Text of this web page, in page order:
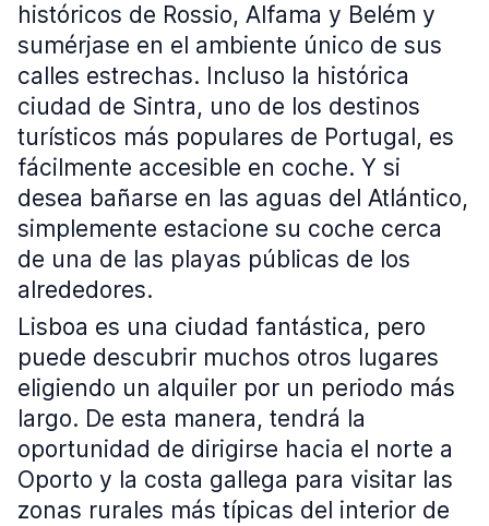
históricos de Rossio, Alfama y Belém y
sumérjase en el ambiente único de sus
calles estrechas. Incluso la histórica
ciudad de Sintra, uno de los destinos
turísticos más populares de Portugal, es
fácilmente accesible en coche. Y si
desea bañarse en las aguas del Atlántico,
simplemente estacione su coche cerca
de una de las playas públicas de los
alrededores.
Lisboa es una ciudad fantástica, pero
puede descubrir muchos otros lugares
eligiendo un alquiler por un periodo más
largo. De esta manera, tendrá la
oportunidad de dirigirse hacia el norte a
Oporto y la costa gallega para visitar las
zonas rurales más típicas del interior de